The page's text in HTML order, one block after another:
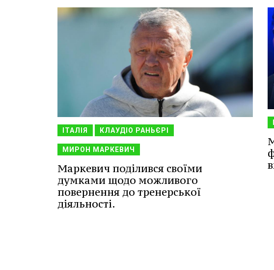
ІТАЛІЯ КЛАУДІО РАНЬЄРІ
МИРОН МАРКЕВИЧ
Маркевич поділився своїми
думками щодо можливого
повернення до тренерської
діяльності.